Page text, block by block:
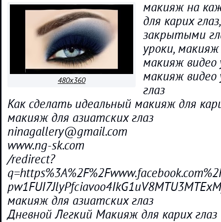
480x360
макияж на
для карих
закрытыми
уроки,
макияж видео
макияж видео
глаз
Как сделать идеальный макияж для
макияж для азиатских глаз
ninagallery@gmail.com
www.ng-sk.com
/redirect?
макияж для азиатских глаз
Дневной Легкий Макияж для карих глаз